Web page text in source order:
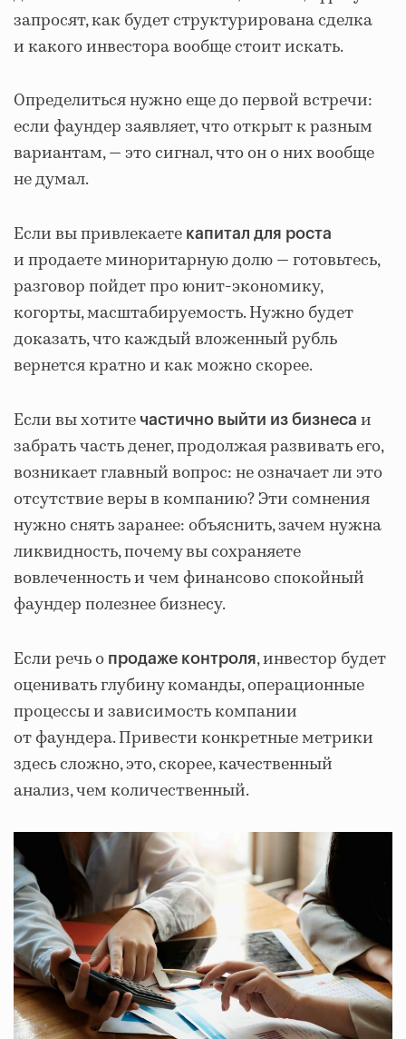
запросят, как будет структурирована сделка
и какого инвестора вообще стоит искать.
Определиться нужно еще до первой встречи:
если фаундер заявляет, что открыт к разным
вариантам, — это сигнал, что он о них вообще
не думал.
Если вы привлекаете капитал для роста
и продаете миноритарную долю — готовьтесь,
разговор пойдет про юнит-экономику,
когорты, масштабируемость. Нужно будет
доказать, что каждый вложенный рубль
вернется кратно и как можно скорее.
Если вы хотите частично выйти из бизнеса и
забрать часть денег, продолжая развивать его,
возникает главный вопрос: не означает ли это
отсутствие веры в компанию? Эти сомнения
нужно снять заранее: объяснить, зачем нужна
ликвидность, почему вы сохраняете
вовлеченность и чем финансово спокойный
фаундер полезнее бизнесу.
Если речь о продаже контроля, инвестор будет
оценивать глубину команды, операционные
процессы и зависимость компании
от фаундера. Привести конкретные метрики
здесь сложно, это, скорее, качественный
анализ, чем количественный.